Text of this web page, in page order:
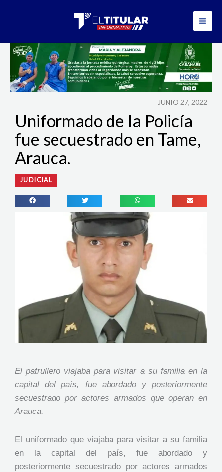
JUNIO 27, 2022
Uniformado de la Policía
fue secuestrado en Tame,
Arauca.
JUDICIAL
El patrullero viajaba para visitar a su familia en la
capital del país, fue abordado y posteriormente
secuestrado por actores armados que operan en
Arauca.
El uniformado que viajaba para visitar a su familia
en la capital del país, fue abordado y
posteriormente secuestrado por actores armados